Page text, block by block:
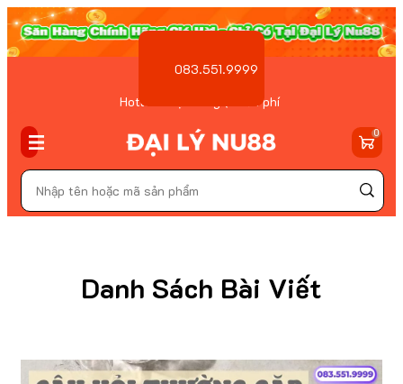
Hotline Đặt hàng ( Miễn phí
083.551.9999
0
Danh Sách Bài Viết